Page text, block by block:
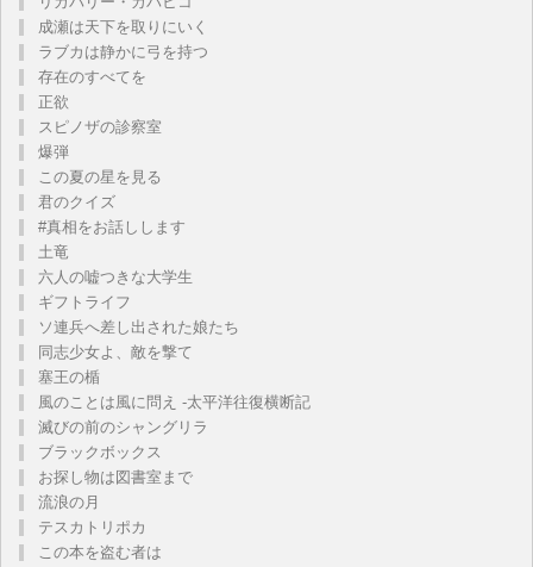
成瀬は天下を取りにいく
ラブカは静かに弓を持つ
存在のすべてを
正欲
スピノザの診察室
爆弾
この夏の星を見る
君のクイズ
#真相をお話しします
土竜
六人の嘘つきな大学生
ギフトライフ
ソ連兵へ差し出された娘たち
同志少女よ、敵を撃て
塞王の楯
風のことは風に問え -太平洋往復横断記
滅びの前のシャングリラ
ブラックボックス
お探し物は図書室まで
流浪の月
テスカトリポカ
この本を盗む者は